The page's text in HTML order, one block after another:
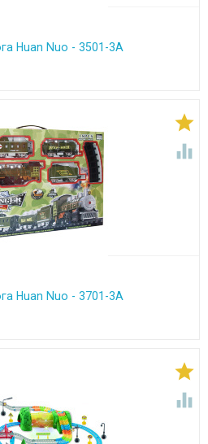
Huan Nuo - 3501-3A


Huan Nuo - 3701-3A

